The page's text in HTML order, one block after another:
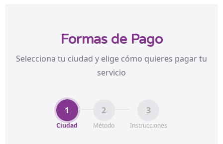
Formas de Pago
Selecciona tu ciudad y elige cómo quieres pagar tu
servicio
1
Ciudad
2
Método
3
Instrucciones